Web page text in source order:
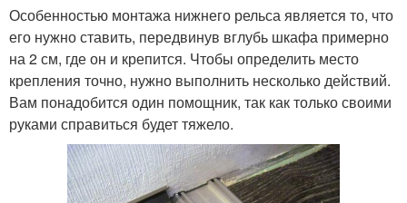
Особенностью монтажа нижнего рельса является то, что
его нужно ставить, передвинув вглубь шкафа примерно
на 2 см, где он и крепится. Чтобы определить место
крепления точно, нужно выполнить несколько действий.
Вам понадобится один помощник, так как только своими
руками справиться будет тяжело.